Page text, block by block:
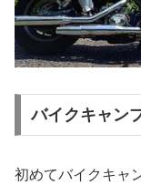
バイクキャン
初めてバイクキャ